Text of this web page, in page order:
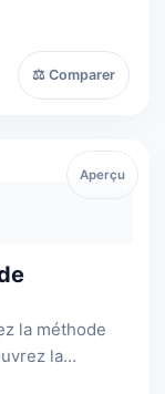
⚖ Comparer
la méthode
la
Aperçu